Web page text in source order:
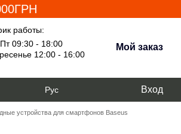
работы:
09:30 - 18:00
12:00 - 16:00
Мой заказ
Рус Вход
устройства для смартфонов Baseus